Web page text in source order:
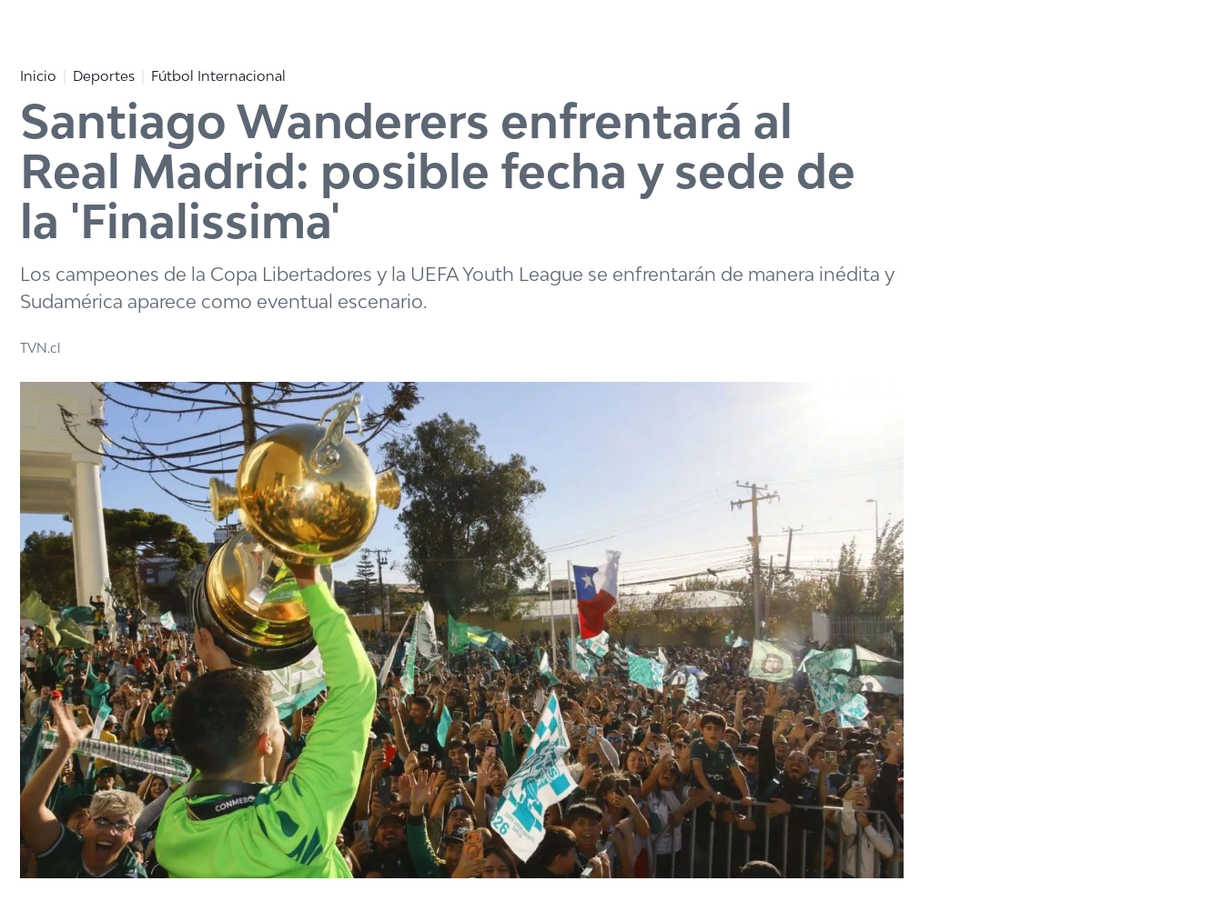
Inicio Deportes Fútbol Internacional
Santiago Wanderers enfrentará al
Real Madrid: posible fecha y sede de
la 'Finalissima'
Los campeones de la Copa Libertadores y la UEFA Youth League se enfrentarán de manera inédita y
Sudamérica aparece como eventual escenario.
TVN.cl